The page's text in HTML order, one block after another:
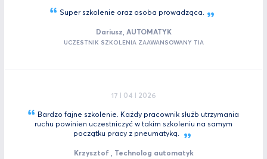
Super szkolenie oraz osoba prowadząca.
Dariusz, AUTOMATYK
UCZESTNIK SZKOLENIA ZAAWANSOWANY TIA
17 I 04 I 2026
Bardzo fajne szkolenie. Każdy pracownik służb utrzymania
ruchu powinien uczestniczyć w takim szkoleniu na samym
początku pracy z pneumatyką.
Krzysztof , Technolog automatyk